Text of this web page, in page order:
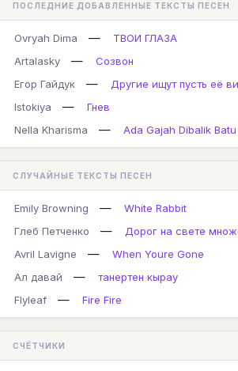
ПОСЛЕДНИЕ ДОБАВЛЕННЫЕ ТЕКСТЫ ПЕСЕН
Ovryah Dima —
ТВОИ ГЛАЗА
Artalasky
—
Созвон
Егор Гайдук
—
Другие ищут пусть её
Istokiya
—
Гнев
Nella Kharisma
— Ada Gajah Dibalik Batu
СЛУЧАЙНЫЕ ТЕКСТЫ ПЕСЕН
Emily Browning —
White Rabbit
Глеб Петченко
—
Дорог на свете
Avril Lavigne
—
When Youre Gone
Ал давай
—
танертен кырау
Flyleaf
— Fire Fire
СЧЁТЧИКИ